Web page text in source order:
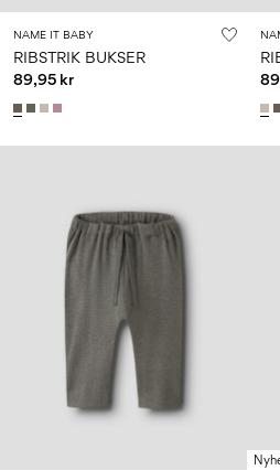
NAME IT BABY
RIBSTRIK BUKSER
89,95 kr